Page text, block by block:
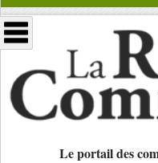
Le portail des